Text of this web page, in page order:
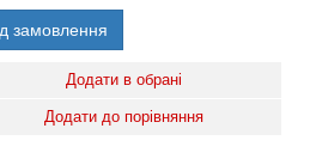
замовлення
Додати в обрані
Додати до порівняння